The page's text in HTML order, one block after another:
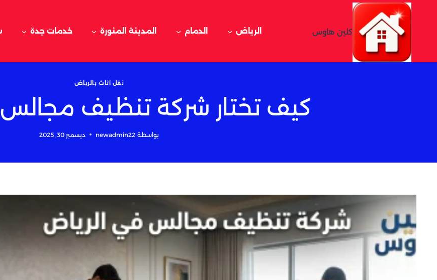
كلين هاوس الرياض الدمام المدينة المنورة خدمات جدة
نقل اثاث بالرياض
كيف تختار شركة تنظيف
بواسطة newadmin22 ديسمبر 30, 2025